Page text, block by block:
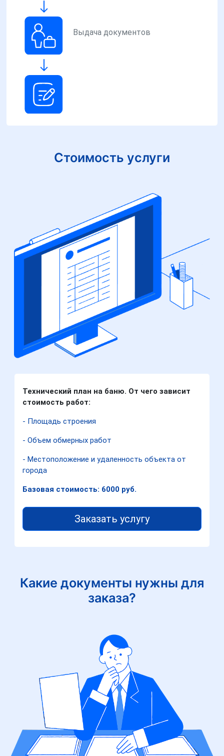
Выдача документов
Стоимость услуги
Технический план на баню. От чего зависит
стоимость работ:
- Площадь строения
- Объем обмерных работ
- Местоположение и удаленность объекта от
города
Базовая стоимость: 6000 руб.
Заказать услугу
Какие документы нужны для
заказа?